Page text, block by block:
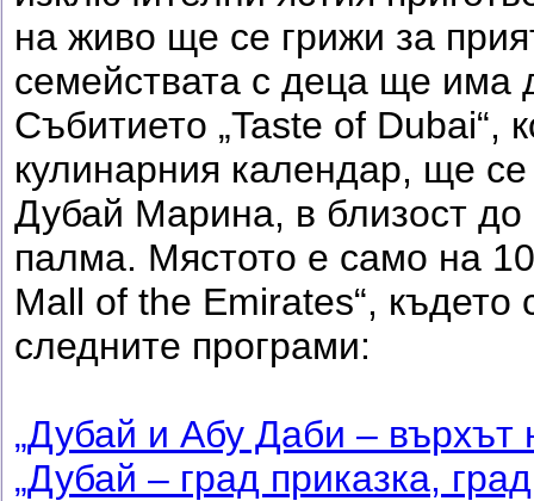
на живо ще се грижи за
семействата с деца ще има
Събитието „Taste of Dubai“,
кулинарния календар, ще
Дубай Марина, в близост до
палма. Мястото е само на
Mall of the Emirates“, където
следните програми:
„Дубай и Абу Даби – върхът
„Дубай – град приказка,